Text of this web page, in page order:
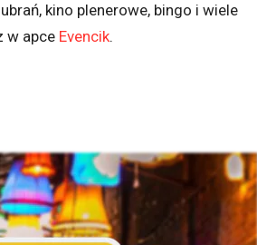
kino plenerowe, bingo i wiele
w apce Evencik.